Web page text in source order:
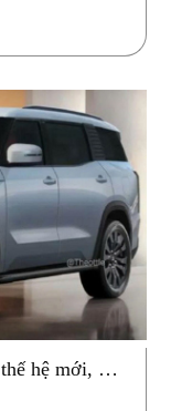
hệ mới, xác